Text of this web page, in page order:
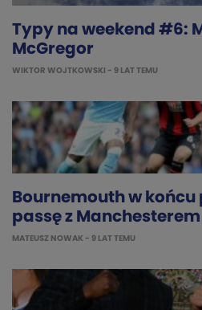
Typy na weekend #6:
McGregor
WIKTOR WOJTKOWSKI - 9 LAT TEMU
Bournemouth w
passę z
MATEUSZ NOWAK - 9 LAT TEMU